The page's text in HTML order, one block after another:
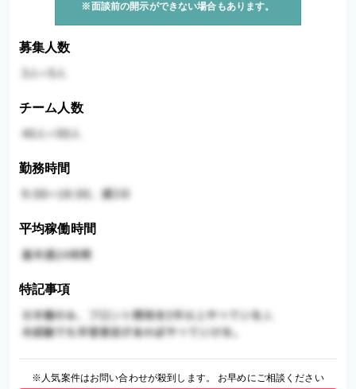
※面談前の開示ができない場合もあります。
募集人数
チーム人数
勤務時間
平均稼働時間
特記事項
※人気案件はお問い合わせが殺到します。 お早めにご相談ください